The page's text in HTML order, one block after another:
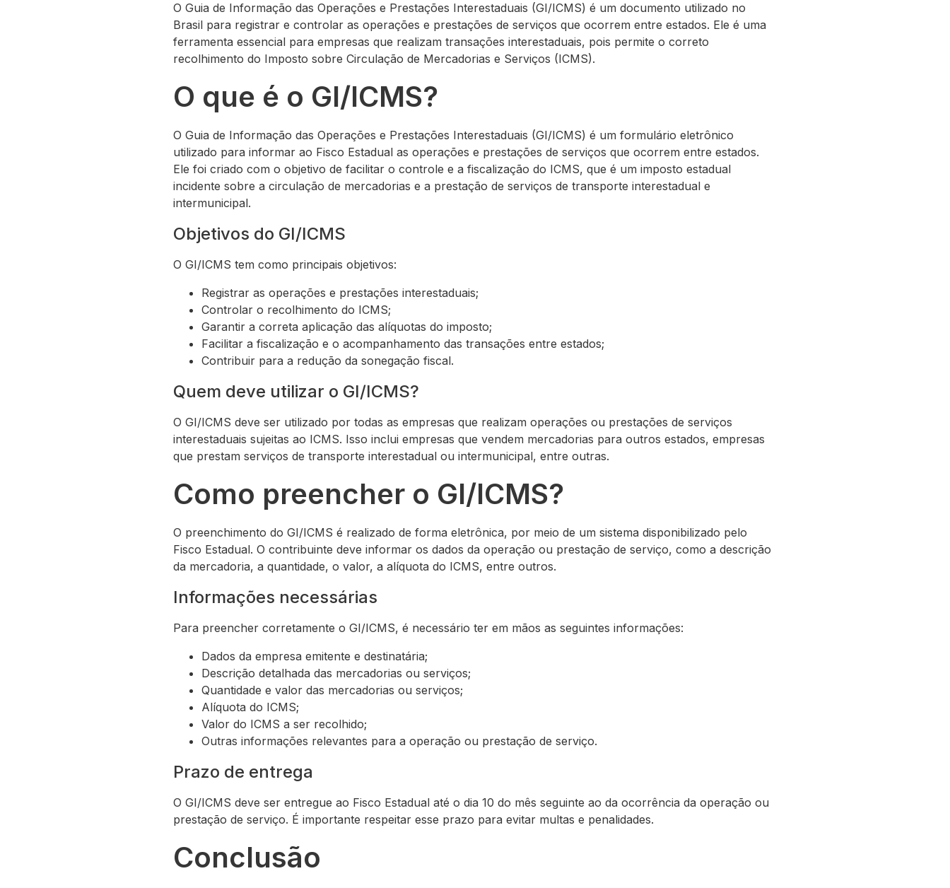
O Guia de Informação das Operações e Prestações Interestaduais (GI/ICMS) é um documento utilizado no
Brasil para registrar e controlar as operações e prestações de serviços que ocorrem entre estados. Ele é uma
ferramenta essencial para empresas que realizam transações interestaduais, pois permite o correto
recolhimento do Imposto sobre Circulação de Mercadorias e Serviços (ICMS).
O que é o GI/ICMS?
O Guia de Informação das Operações e Prestações Interestaduais (GI/ICMS) é um formulário eletrônico
utilizado para informar ao Fisco Estadual as operações e prestações de serviços que ocorrem entre estados.
Ele foi criado com o objetivo de facilitar o controle e a fiscalização do ICMS, que é um imposto estadual
incidente sobre a circulação de mercadorias e a prestação de serviços de transporte interestadual e
intermunicipal.
Objetivos do GI/ICMS
O GI/ICMS tem como principais objetivos:
Registrar as operações e prestações interestaduais;
Controlar o recolhimento do ICMS;
Garantir a correta aplicação das alíquotas do imposto;
Facilitar a fiscalização e o acompanhamento das transações entre estados;
Contribuir para a redução da sonegação fiscal.
Quem deve utilizar o GI/ICMS?
O GI/ICMS deve ser utilizado por todas as empresas que realizam operações ou prestações de serviços
interestaduais sujeitas ao ICMS. Isso inclui empresas que vendem mercadorias para outros estados, empresas
que prestam serviços de transporte interestadual ou intermunicipal, entre outras.
Como preencher o GI/ICMS?
O preenchimento do GI/ICMS é realizado de forma eletrônica, por meio de um sistema disponibilizado pelo
Fisco Estadual. O contribuinte deve informar os dados da operação ou prestação de serviço, como a descrição
da mercadoria, a quantidade, o valor, a alíquota do ICMS, entre outros.
Informações necessárias
Para preencher corretamente o GI/ICMS, é necessário ter em mãos as seguintes informações:
Dados da empresa emitente e destinatária;
Descrição detalhada das mercadorias ou serviços;
Quantidade e valor das mercadorias ou serviços;
Alíquota do ICMS;
Valor do ICMS a ser recolhido;
Outras informações relevantes para a operação ou prestação de serviço.
Prazo de entrega
O GI/ICMS deve ser entregue ao Fisco Estadual até o dia 10 do mês seguinte ao da ocorrência da operação ou
prestação de serviço. É importante respeitar esse prazo para evitar multas e penalidades.
Conclusão